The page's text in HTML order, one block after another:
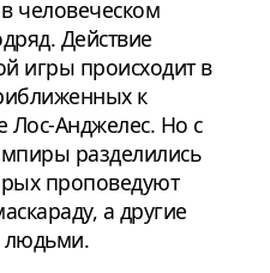
человеческом
Действие
игры происходит в
к
Лос-Анджелес. Но с
разделились
проповедуют
а другие
людьми.